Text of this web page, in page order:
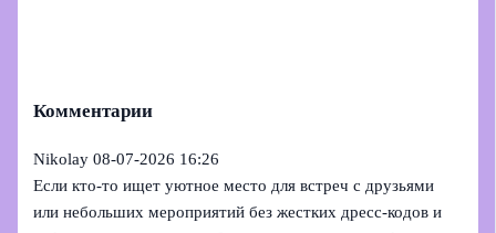
Комментарии
Nikolay 08-07-2026 16:26
Если кто-то ищет уютное место для встреч с друзьями
или небольших мероприятий без жестких дресс-кодов и